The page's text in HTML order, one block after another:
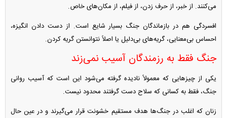
می‌کنند. از خبر، از حرف زدن، از فیلم، از مکان‌های خاص.
افسردگی هم در بازماندگان جنگ بسیار شایع است. از دست دادن انگیزه،
احساس بی‌معنایی، گریه‌های بی‌دلیل یا اصلاً نتوانستن گریه کردن.
جنگ فقط به رزمندگان آسیب نمی‌زند
یکی از چیز‌هایی که معمولاً نادیده گرفته می‌شود این است که آسیب روانی
جنگ، فقط به کسانی که سلاح دست گرفتند محدود نیست.
زنان که اغلب در جنگ‌ها هدف مستقیم خشونت قرار می‌گیرند و در عین حال